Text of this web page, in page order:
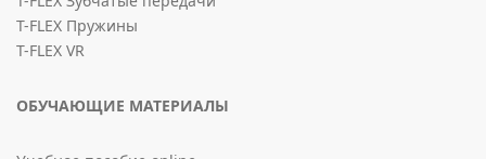
T-FLEX Пружины
T-FLEX VR
ОБУЧАЮЩИЕ МАТЕРИАЛЫ